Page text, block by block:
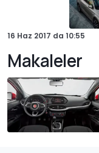
16 Haz 2017 da 10:55
Makaleler